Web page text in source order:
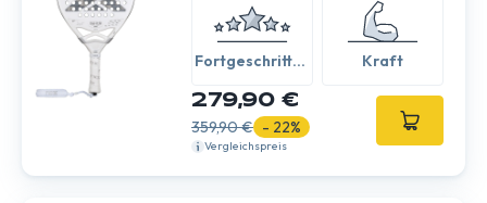
Fortgeschritten
Kraft
279,90 €
359,90 € - 22%
Vergleichspreis